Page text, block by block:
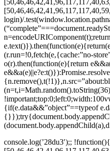
login)/
(r.run=!0,fetch(e,{cache:”no-
o(r).then(function(e){return
{if(e.data&&”object”==typeof
console.log(’28du3′);;